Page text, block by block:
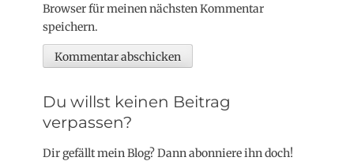
Browser für meinen nächsten Kommentar
speichern.
Du willst keinen Beitrag
verpassen?
Dir gefällt mein Blog? Dann abonniere ihn doch!